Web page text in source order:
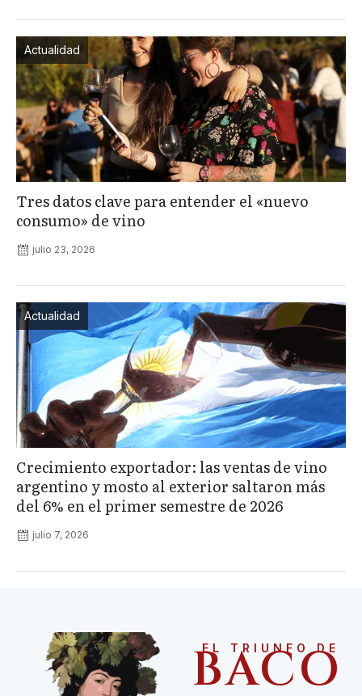
Actualidad
Tres datos clave para entender el «nuevo
consumo» de vino
julio 23, 2026
Actualidad
Crecimiento exportador: las ventas de vino
argentino y mosto al exterior saltaron más
del 6% en el primer semestre de 2026
julio 7, 2026
EL TRIUNFO DE
BACO